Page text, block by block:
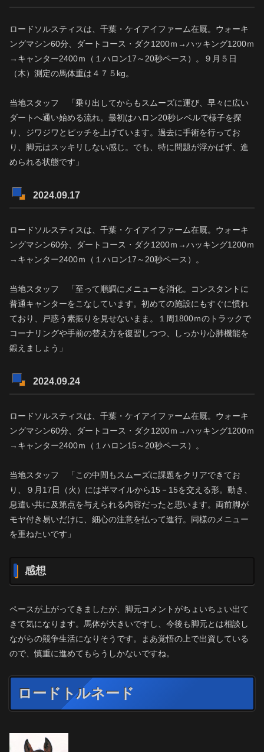
ロードソルスティスは、千葉・ケイアイファーム在厩。ウォーキ
ングマシン60分、ダートコース・ダク1200ｍ→ハッキング1200ｍ
→キャンター2400ｍ（１ハロン17～20秒ペース）。９月５日
（木）測定の馬体重は４７５kg。
当地スタッフ 「乗り出してからもスムーズに運び、早々に広い
ダートへ通い始める流れ。最初はハロン20秒レベルで様子を探
り、ジワジワとピッチを上げています。過去に手術を行ってお
り、脚元はスッキリしない感じ。でも、特に問題が浮かばず、進
められる状態です」
2024.09.17
ロードソルスティスは、千葉・ケイアイファーム在厩。ウォーキ
ングマシン60分、ダートコース・ダク1200ｍ→ハッキング1200ｍ
→キャンター2400ｍ（１ハロン17～20秒ペース）。
当地スタッフ 「至って順調にメニューを消化。コンスタントに
普通キャンターをこなしています。初めての施設にもすぐに慣れ
ており、戸惑う素振りを見せないまま。１周1800ｍのトラックで
コーナリングや手前の替え方を復習しつつ、しっかり心肺機能を
鍛えましょう」
2024.09.24
ロードソルスティスは、千葉・ケイアイファーム在厩。ウォーキ
ングマシン60分、ダートコース・ダク1200ｍ→ハッキング1200ｍ
→キャンター2400ｍ（１ハロン15～20秒ペース）。
当地スタッフ 「この中間もスムーズに課題をクリアできてお
り、９月17日（火）には半マイルから15－15を交える形。動き、
息遣い共に及第点を与えられる内容だったと思います。両前脚が
モヤ付き易いだけに、細心の注意を払って進行。同様のメニュー
を重ねたいです」
感想
ペースが上がってきましたが、脚元コメントがちょいちょい出て
きて気になります。馬体が大きいですし、今後も脚元とは相談し
ながらの競争生活になりそうです。まあ覚悟の上で出資している
ので、慎重に進めてもらうしかないですね。
ロードトルネード